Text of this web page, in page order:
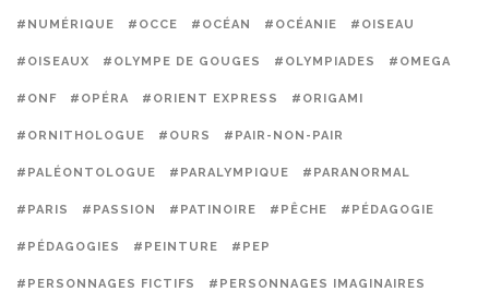
#NUMÉRIQUE #OCCE #OCÉAN #OCÉANIE #OISEAU
#OISEAUX #OLYMPE DE GOUGES #OLYMPIADES #OMEGA
#ONF #OPÉRA #ORIENT EXPRESS #ORIGAMI
#ORNITHOLOGUE #OURS #PAIR-NON-PAIR
#PALÉONTOLOGUE #PARALYMPIQUE #PARANORMAL
#PARIS #PASSION #PATINOIRE #PÊCHE #PÉDAGOGIE
#PÉDAGOGIES #PEINTURE #PEP
#PERSONNAGES FICTIFS #PERSONNAGES IMAGINAIRES